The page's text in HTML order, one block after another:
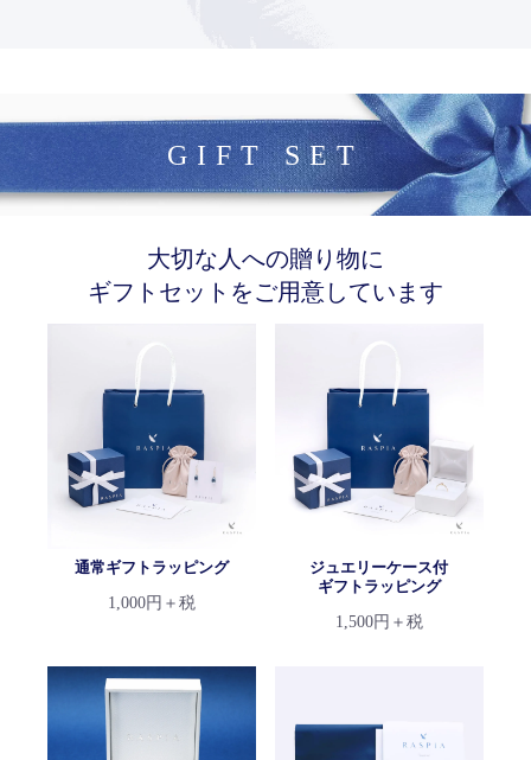
GIFT SET
大切な人への贈り物に
ギフトセットをご用意しています
通常ギフトラッピング
1,000円＋税
ジュエリーケース付
ギフトラッピング
1,500円＋税